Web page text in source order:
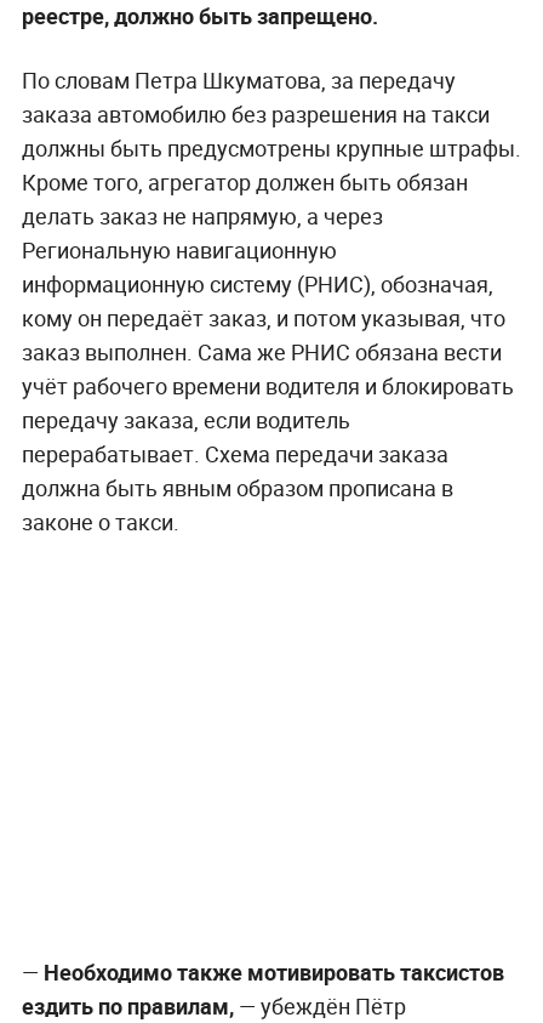
реестре, должно быть запрещено.
По словам Петра Шкуматова, за передачу
заказа автомобилю без разрешения на такси
должны быть предусмотрены крупные штрафы.
Кроме того, агрегатор должен быть обязан
делать заказ не напрямую, а через
Региональную навигационную
информационную систему (РНИС), обозначая,
кому он передаёт заказ, и потом указывая, что
заказ выполнен. Сама же РНИС обязана вести
учёт рабочего времени водителя и блокировать
передачу заказа, если водитель
перерабатывает. Схема передачи заказа
должна быть явным образом прописана в
законе о такси.
— Необходимо также мотивировать таксистов
ездить по правилам, — убеждён Пётр